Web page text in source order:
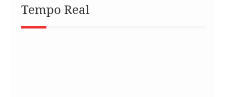
Tempo Real